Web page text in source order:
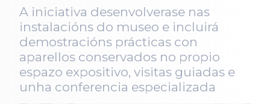
A iniciativa desenvolverase nas
instalacións do museo e incluirá
demostracións prácticas con
aparellos conservados no propio
espazo expositivo, visitas guiadas e
unha conferencia especializada